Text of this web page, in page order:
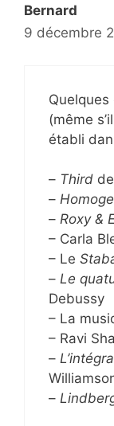
Bernard
9 décembre
Quelques
(même
établi
– Third
–
– Roxy &
– Carla
– Le
– Le
Debussy
– La
– Ravi
–
–